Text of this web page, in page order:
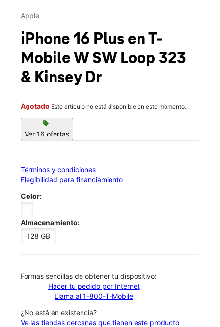
Mié.:
1400 W Southwest Loop 323 Ste 70 Tyler, TX 75701
Apple
iPhone 16 Plus en T-
Mobile W SW Loop 323
& Kinsey Dr
Agotado Este artículo no está disponible en este momento.
sell
Ver 16 ofertas
Términos y condiciones
Elegibilidad para financiamiento
Color:
Almacenamiento:
128 GB
​​​​​​​Formas sencillas de obtener tu dispositivo:
Hacer tu pedido por Internet
Llama al 1-800-T-Mobile
¿No está en existencia?
Ve las tiendas cercanas que tienen este producto